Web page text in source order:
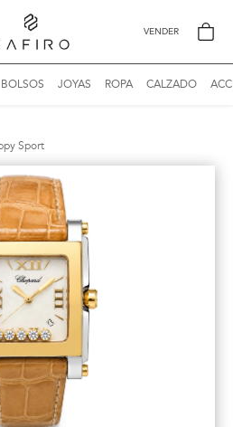
VENDER
BOLSOS JOYAS ROPA CALZADO
Sport